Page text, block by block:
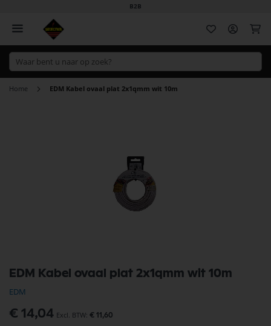
B2B
Home EDM Kabel ovaal plat 2x1qmm wit 10m
EDM Kabel ovaal plat 2x1qmm wit 10m
EDM
€ 14,04 € 11,60
naar
het
begin
van
de